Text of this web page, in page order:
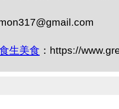
生美食 ：https://